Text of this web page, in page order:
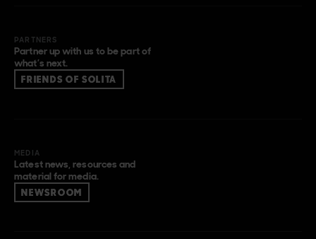
PARTNERS
Partner up with us to be part of
what’s next.
FRIENDS OF SOLITA
MEDIA
Latest news, resources and
material for media.
NEWSROOM